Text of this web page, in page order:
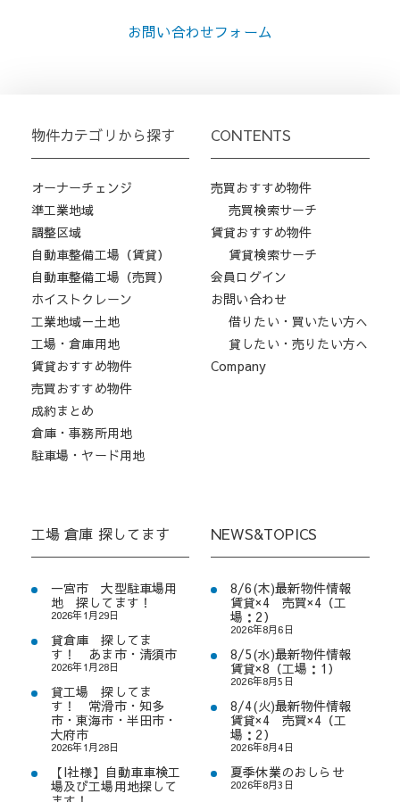
お問い合わせフォーム
物件カテゴリから探す
オーナーチェンジ
準工業地域
調整区域
自動車整備工場（賃貸）
自動車整備工場（売買）
ホイストクレーン
工業地域－土地
工場・倉庫用地
賃貸おすすめ物件
売買おすすめ物件
成約まとめ
倉庫・事務所用地
駐車場・ヤード用地
CONTENTS
売買おすすめ物件
売買検索サーチ
賃貸おすすめ物件
賃貸検索サーチ
会員ログイン
お問い合わせ
借りたい・買いたい方へ
貸したい・売りたい方へ
Company
工場 倉庫 探してます
一宮市 大型駐車場用
地 探してます！
2026年1月29日
貸倉庫 探してま
す！ あま市・清須市
2026年1月28日
貸工場 探してま
す！ 常滑市・知多
市・東海市・半田市・
大府市
2026年1月28日
【I社様】自動車車検工
場及び工場用地探して
NEWS&TOPICS
8/6(木)最新物件情報
賃貸×4 売買×4（工
場：2）
2026年8月6日
8/5(水)最新物件情報
賃貸×8（工場：1）
2026年8月5日
8/4(火)最新物件情報
賃貸×4 売買×4（工
場：2）
2026年8月4日
夏季休業のおしらせ
2026年8月3日